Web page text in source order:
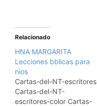
Relacionado
HNA MARGARITA
Lecciones bblicas para
nios
Cartas-del-NT-escritores
Cartas-del-NT-
escritores-color Cartas-